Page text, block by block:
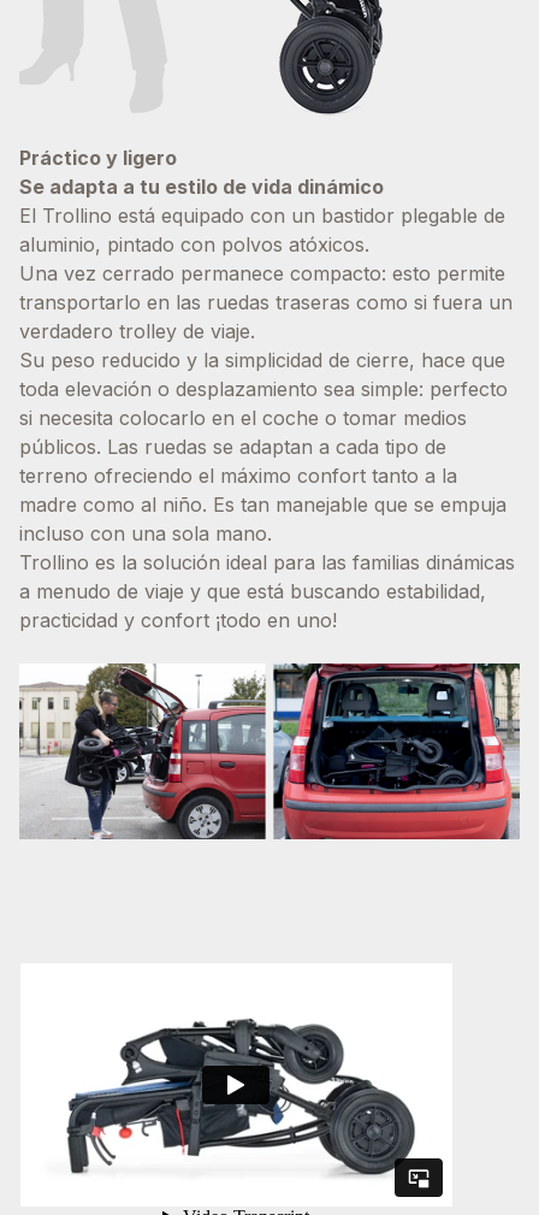
Práctico y ligero
Se adapta a tu estilo de vida dinámico
El Trollino está equipado con un bastidor plegable de
aluminio, pintado con polvos atóxicos.
Una vez cerrado permanece compacto: esto permite
transportarlo en las ruedas traseras como si fuera un
verdadero trolley de viaje.
Su peso reducido y la simplicidad de cierre, hace que
toda elevación o desplazamiento sea simple: perfecto
si necesita colocarlo en el coche o tomar medios
públicos. Las ruedas se adaptan a cada tipo de
terreno ofreciendo el máximo confort tanto a la
madre como al niño. Es tan manejable que se empuja
incluso con una sola mano.
Trollino es la solución ideal para las familias dinámicas
a menudo de viaje y que está buscando estabilidad,
practicidad y confort ¡todo en uno!